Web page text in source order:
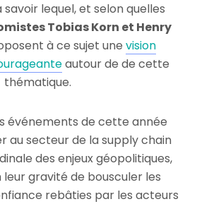
savoir lequel, et selon quelles
Tobias Korn et Henry
à ce sujet une vision
autour de de cette
thématique.
événements de cette année
au secteur de la supply chain
des enjeux géopolitiques,
gravité de bousculer les
rebâties par les acteurs